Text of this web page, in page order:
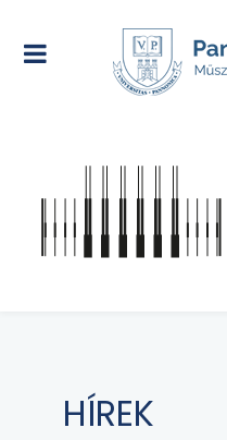
HÍREK